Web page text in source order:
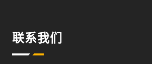
联系我们